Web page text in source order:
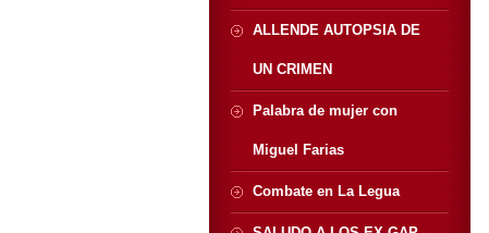
ALLENDE AUTOPSIA DE
UN CRIMEN
Palabra de mujer con
Miguel Farias
Combate en La Legua